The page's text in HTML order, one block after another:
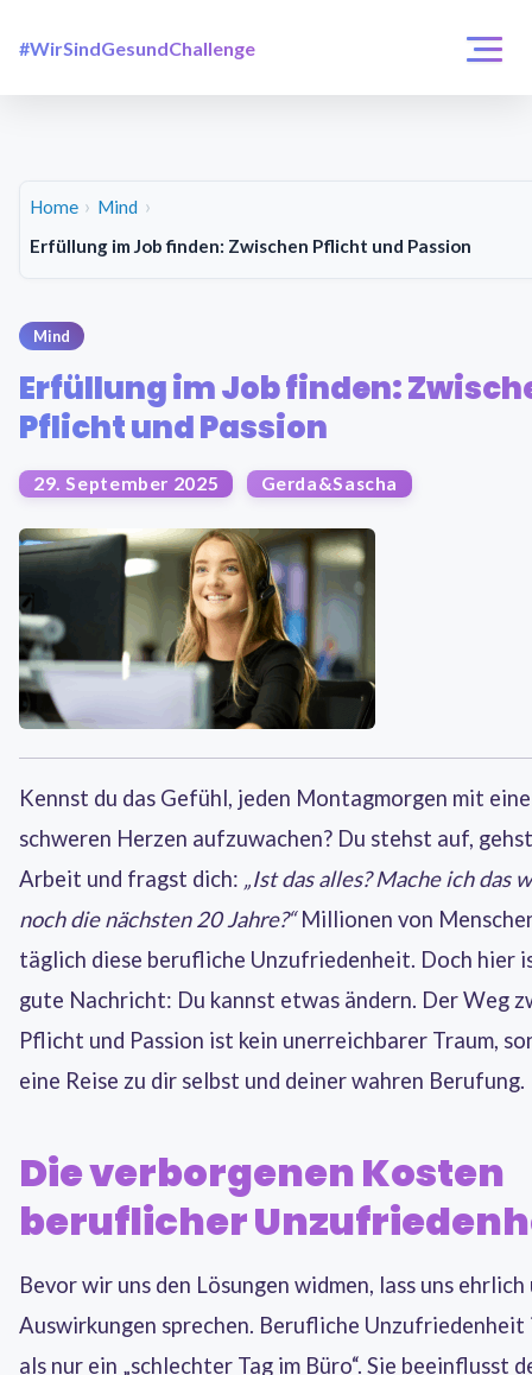
#WirSindGesundChallenge
Login / Registrierung
Über uns
Home
Mind
Erfüllung im Job finden: Zwischen Pflicht und Passion
Mind
Erfüllung im Job finden:
Pflicht und Passion
29. September 2025 Gerda&Sascha
Kennst du das Gefühl, jeden Montagmorgen mit
schweren Herzen aufzuwachen? Du stehst auf,
Arbeit und fragst dich: „Ist das alles? Mache ich das
noch die nächsten 20 Jahre?“Millionen von
täglich diese berufliche Unzufriedenheit. Doch hier
gute Nachricht: Du kannst etwas ändern. Der Weg
Pflicht und Passion ist kein unerreichbarer Traum,
eine Reise zu dir selbst und deiner wahren Berufung.
Die verborgenen Kosten
beruflicher
Bevor wir uns den Lösungen widmen, lass uns ehrlich
Auswirkungen sprechen. Berufliche Unzufriedenheit
als nur ein „schlechter Tag im Büro“. Sie beeinflusst